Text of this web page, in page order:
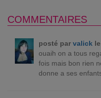
COMMENTAIRES
posté par valick
ouaih on a tous
fois mais bon rien
donne a ses